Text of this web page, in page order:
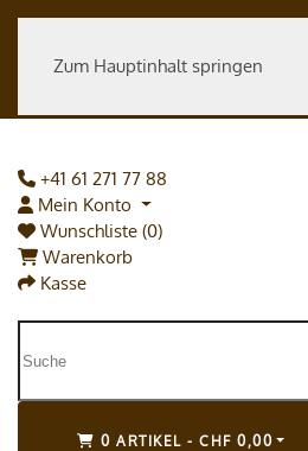
Zum Hauptinhalt springen
+41 61 271 77 88
Mein Konto
Wunschliste (0)
Warenkorb
Kasse
0 ARTIKEL - CHF 0,00